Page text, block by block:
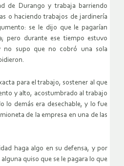
de Durango y trabaja barriendo
o haciendo trabajos de jardinería
se le dijo que le pagarían
pero durante ese tiempo estuvo
no supo que no cobró una sola
para el trabajo, sostener al que
y alto, acostumbrado al trabajo
lo demás era desechable, y lo fue
de la empresa en una de las
haga algo en su defensa, y por
quiso que se le pagara lo que